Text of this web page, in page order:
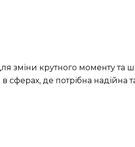
зміни крутного моменту та
сферах, де потрібна надійна